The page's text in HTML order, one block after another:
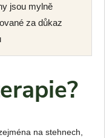
jsou mylně
za důkaz
na stehnech,